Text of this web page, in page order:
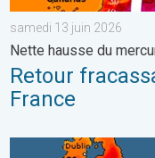
samedi 13 juin 2026
Nette hausse du
Retour
France
Vague de chaleur